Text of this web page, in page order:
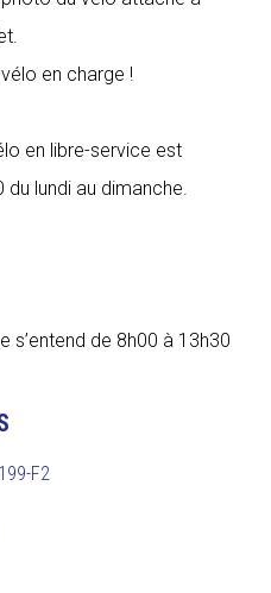
en charge !
en libre-service est
lundi au dimanche.
s’entend de 8h00 à 13h30
F2